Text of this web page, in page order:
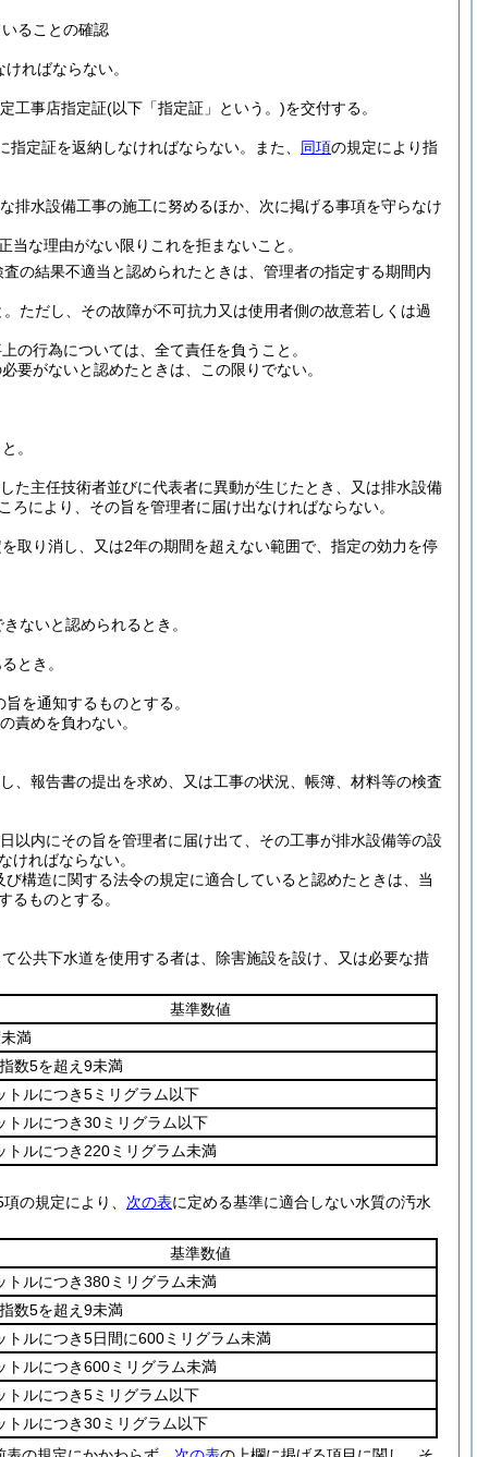
ることの確認
ればならない。
工事店指定証(以下「指定証」という。)を交付する。
定証を返納しなければならない。 また、 同項の規定により指
排水設備工事の施工に努めるほか、次に掲げる事項を守らなけ
当な理由がない限りこれを拒まないこと。
の結果不適当と認められたときは、管理者の指定する期間内
ただし、その故障が不可抗力又は使用者側の故意若しくは過
の行為については、全て責任を負うこと。
要がないと認めたときは、この限りでない。
。
た主任技術者並びに代表者に異動が生じたとき、又は排水設備
により、その旨を管理者に届け出なければならない。
取り消し、又は2年の期間を超えない範囲で、指定の効力を停
ないと認められるとき。
とき。
を通知するものとする。
責めを負わない。
、報告書の提出を求め、又は工事の状況、帳簿、材料等の検査
以内にその旨を管理者に届け出て、その工事が排水設備等の設
ければならない。
構造に関する法令の規定に適合していると認めたときは、当
るものとする。
公共下水道を使用する者は、除害施設を設け、又は必要な措
基準数値
満
数5を超え9未満
トルにつき5ミリグラム以下
トルにつき30ミリグラム以下
トルにつき220ミリグラム未満
の規定により、 次の表に定める基準に適合しない水質の汚水
基準数値
トルにつき380ミリグラム未満
数5を超え9未満
トルにつき5日間に600ミリグラム未満
トルにつき600ミリグラム未満
トルにつき5ミリグラム以下
トルにつき30ミリグラム以下